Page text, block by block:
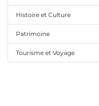
Histoire et Culture
Patrimoine
Tourisme et Voyage